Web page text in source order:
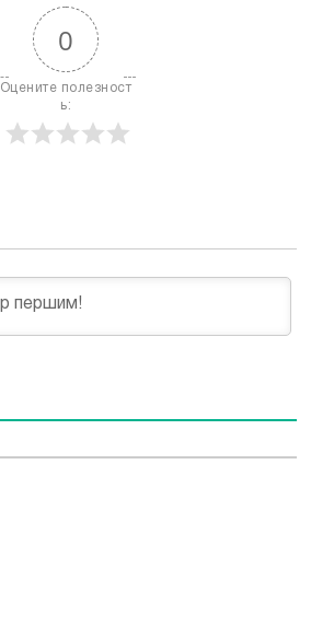
0
Оцените полезност
ь: